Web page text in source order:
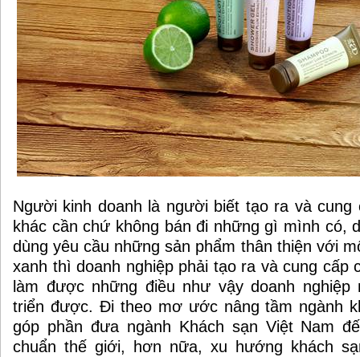
Người kinh doanh là người biết tạo ra và
khác cần chứ không bán đi những gì mình có,
dùng yêu cầu những sản phẩm thân thiện với
xanh thì doanh nghiệp phải tạo ra và cung cấp
làm được những điều như vậy doanh
triển được. Đi theo mơ ước nâng tầm ngành
góp phần đưa ngành Khách sạn Việt Nam
chuẩn thế giới, hơn nữa, xu hướng khách